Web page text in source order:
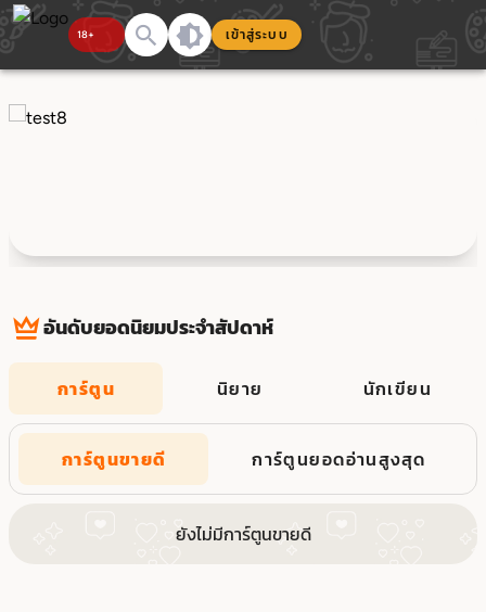
เข้าสู่ระบบ
อันดับยอดนิยมประจำสัปดาห์
การ์ตูน นิยาย นักเขียน
การ์ตูนขายดี การ์ตูนยอดอ่านสูงสุด
ยังไม่มีการ์ตูนขายดี